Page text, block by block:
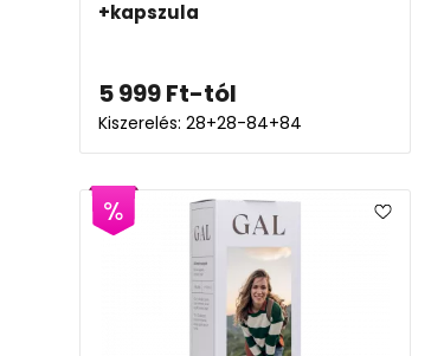
+kapszula
5 999Ft-tól
Kiszerelés: 28+28-84+84